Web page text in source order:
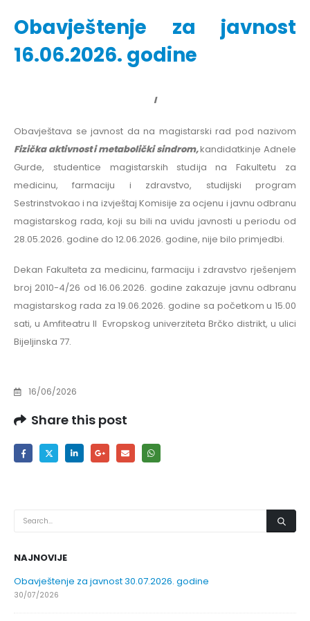
Obavještenje za javnost
16.06.2026. godine
I
Obavještava se javnost da na magistarski rad pod nazivom
Fizička aktivnost i metabolički sindrom,kandidatkinje Adnele
Gurde, studentice magistarskih studija na Fakultetu za
medicinu, farmaciju i zdravstvo, studijski program
Sestrinstvokao i na izvještaj Komisije za ocjenu i javnu odbranu
magistarskog rada, koji su bili na uvidu javnosti u periodu od
28.05.2026. godine do 12.06.2026. godine, nije bilo primjedbi.
Dekan Fakulteta za medicinu, farmaciju i zdravstvo rješenjem
broj 2010-4/26 od 16.06.2026. godine zakazuje javnu odbranu
magistarskog rada za 19.06.2026. godine sa početkom u 15.00
sati, u Amfiteatru II Evropskog univerziteta Brčko distrikt, u ulici
Bijeljinska 77.
16/06/2026
Share this post
NAJNOVIJE
Obavještenje za javnost 30.07.2026. godine
30/07/2026